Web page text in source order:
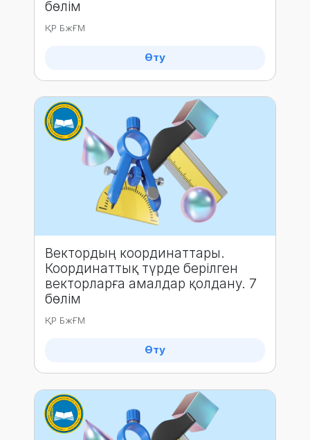
бөлім
ҚР БжҒМ
Өту
Вектордың координаттары.
Координаттық түрде берілген
векторларға амалдар қолдану. 7
бөлім
ҚР БжҒМ
Өту